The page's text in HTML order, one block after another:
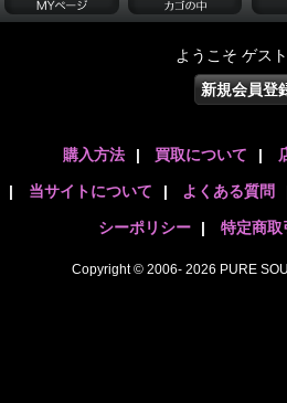
ようこそ ゲス
新規会員登
購入方法 | 買取について |
| 当サイトについて | よくある質問
シーポリシー | 特定商取
Copyright © 2006- 2026 PURE